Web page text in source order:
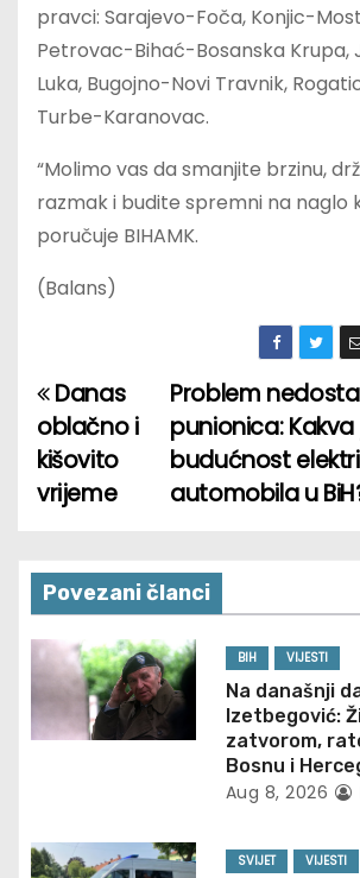
pravci: Sarajevo-Foča, Konjic-
Petrovac-Bihać-Bosanska Krupa,
Luka, Bugojno-Novi Travnik,
Turbe-Karanovac.
“Molimo vas da smanjite brzinu,
razmak i budite spremni na naglo
poručuje BIHAMK.
(Balans)
P
o
s
n
a
v
i
a
Problem
punionica: Kakva
budućnost
automobila u
Danas
oblačno i
kišovito
vrijeme
Povezani članci
BIH VIJESTI
Na današnji
Izetbegović:
zatvorom,
Bosnu i
Aug 8, 2026
SVIJET VIJESTI